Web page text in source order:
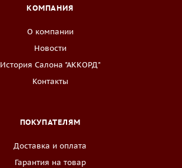
КОМПАНИЯ
О компании
Новости
История Салона "АККОРД"
Контакты
ПОКУПАТЕЛЯМ
Доставка и оплата
Гарантия на товар